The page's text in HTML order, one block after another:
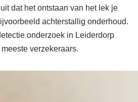
dat het ontstaan van het lek je
achterstallig onderhoud.
onderzoek in Leiderdorp
verzekeraars.